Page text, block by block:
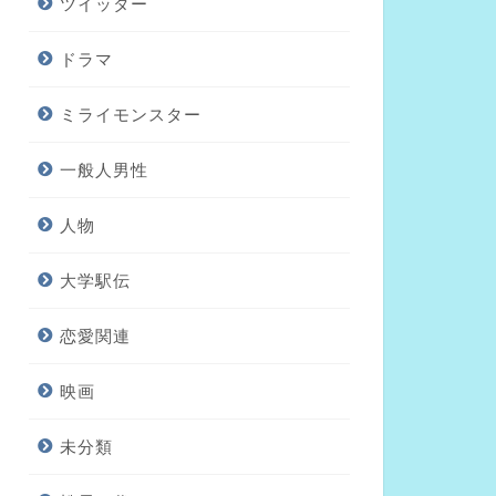
ドラマ
ミライモンスター
一般人男性
人物
大学駅伝
恋愛関連
映画
未分類